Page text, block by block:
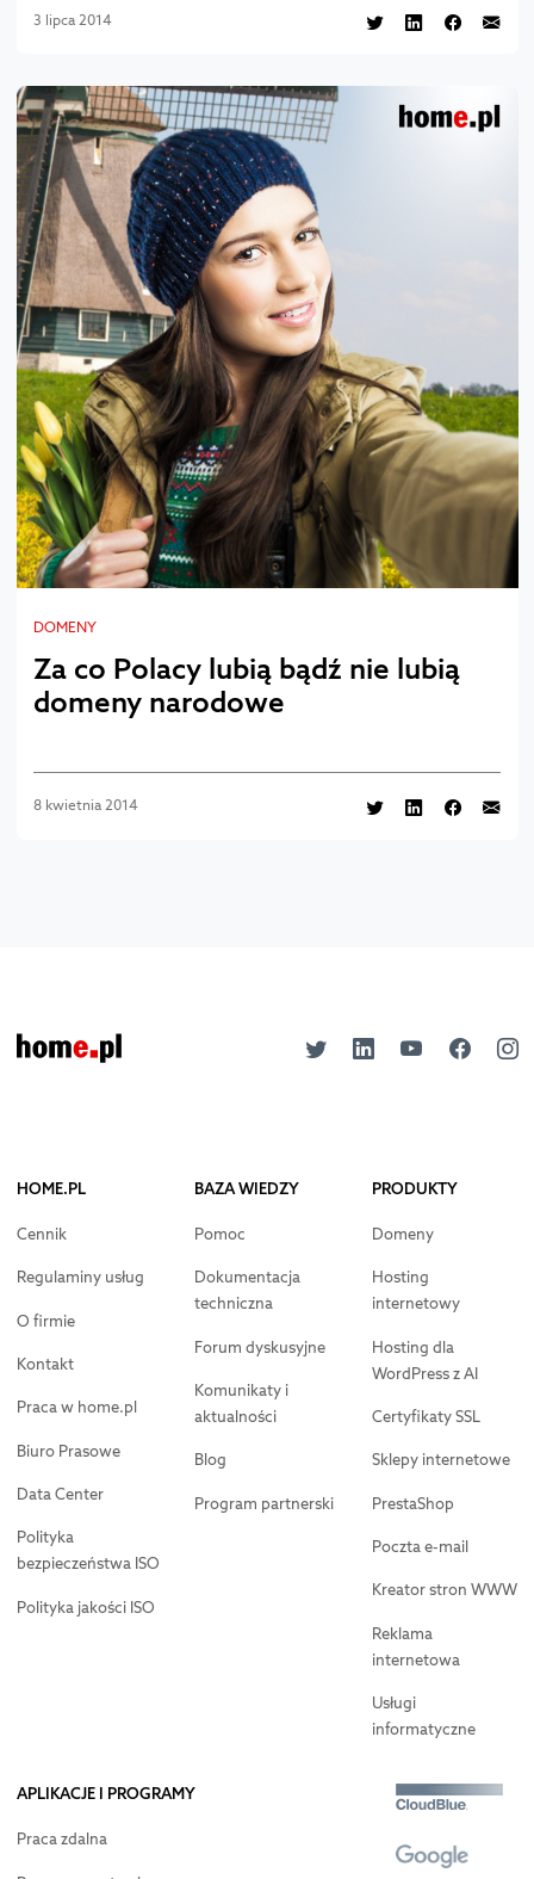
3 lipca 2014
DOMENY
Za co Polacy lubią bądź nie lubią
domeny narodowe
8 kwietnia 2014
HOME.PL
Cennik
Regulaminy usług
O firmie
Kontakt
Praca w home.pl
Biuro Prasowe
Data Center
Polityka
bezpieczeństwa ISO
Polityka jakości ISO
BAZA WIEDZY
Pomoc
Dokumentacja
techniczna
Forum dyskusyjne
Komunikaty i
aktualności
Blog
Program partnerski
PRODUKTY
Domeny
Hosting
internetowy
Hosting dla
WordPress z AI
Certyfikaty SSL
Sklepy internetowe
PrestaShop
Poczta e-mail
Kreator stron WWW
Reklama
internetowa
Usługi
informatyczne
APLIKACJE I PROGRAMY
Praca zdalna